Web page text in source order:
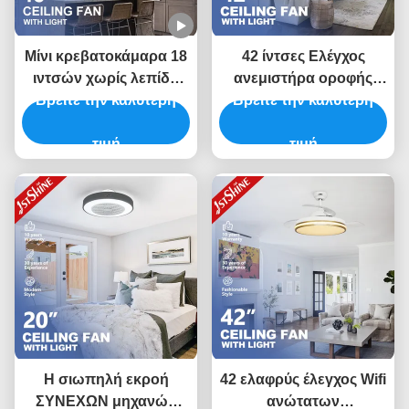
Μίνι κρεβατοκάμαρα 18
ιντσών χωρίς λεπίδα
Led οροφή ανεμιστήρα
ταχύτητες τηλεχειριστή
Βρείτε την καλύτερη
τιμή
42 ίντσες Ελέγχος
ανεμιστήρα οροφής
κρεβατοκάμαρα
ανεμιστήρα φως
Βρείτε την καλύτερη
τιμή
Η σιωπηλή εκροή
ΣΥΝΕΧΩΝ μηχανών
42 ελαφρύς έλεγχος Wifi
ανώτατων